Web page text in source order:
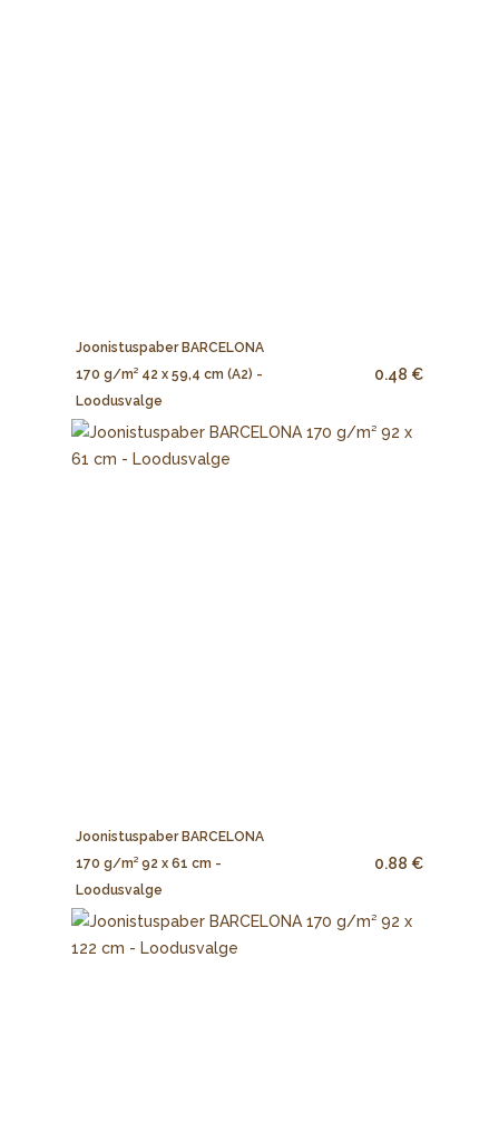
Joonistuspaber BARCELONA
170 g/m² 42 x 59,4 cm (A2) -
Loodusvalge
0.48 €
Joonistuspaber BARCELONA
170 g/m² 92 x 61 cm -
Loodusvalge
0.88 €